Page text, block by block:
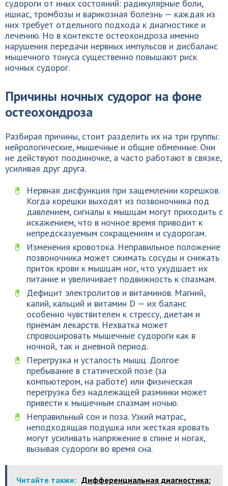
судороги от иных состояний: радикулярные боли,
ишиас, тромбозы и варикозная болезнь — каждая из
них требует отдельного подхода к диагностике и
лечению. Но в контексте остеохондроза именно
нарушения передачи нервных импульсов и дисбаланс
мышечного тонуса существенно повышают риск
ночных судорог.
Причины ночных судорог на фоне
остеохондроза
Разбирая причины, стоит разделить их на три группы:
нейрологические, мышечные и общие обменные. Они
не действуют поодиночке, а часто работают в связке,
усиливая друг друга.
Нервная дисфункция при защемлении корешков.
Когда корешки выходят из позвоночника под
давлением, сигналы к мышцам могут приходить с
искажением, что в ночное время приводит к
непредсказуемым сокращениям и судорогам.
Изменения кровотока. Неправильное положение
позвоночника может сжимать сосуды и снижать
приток крови к мышцам ног, что ухудшает их
питание и увеличивает подвижность к спазмам.
Дефицит электролитов и витаминов. Магний,
калий, кальций и витамин D — их баланс
особенно чувствителен к стрессу, диетам и
приёмам лекарств. Нехватка может
спровоцировать мышечные судороги как в
ночной, так и дневной период.
Перегрузка и усталость мышц. Долгое
пребывание в статической позе (за
компьютером, на работе) или физическая
перегрузка без надлежащей разминки может
привести к мышечным спазмам ночью.
Неправильный сон и поза. Узкий матрас,
неподходящая подушка или жесткая кровать
могут усиливать напряжение в спине и ногах,
вызывая судороги во время сна.
Читайте также: Дифференциальная диагностика: